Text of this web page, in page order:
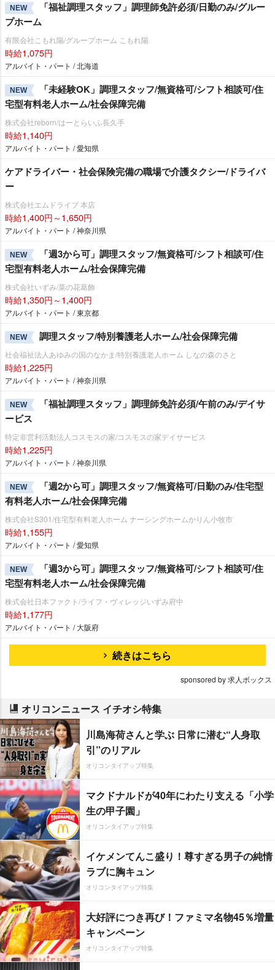
NEW
「福祉調理スタッフ」調理師免許必須/日勤のみ/グルー
プホーム
有限会社こもれ陽/グループホーム こもれ陽
時給1,075円
アルバイト・パート / 北海道
NEW
「未経験OK」調理スタッフ/無資格可/シフト相談可/住
宅型有料老人ホーム/社会保障完備
株式会社reborn/はーとらいふ長久手
時給1,140円
アルバイト・パート / 愛知県
ケアドライバー・社会保険完備の職場で介護タクシー/ドライバ
ー
株式会社エムドライブ 本店
時給1,400円～1,650円
アルバイト・パート / 神奈川県
NEW
「週3から可」調理スタッフ/無資格可/シフト相談可/住
宅型有料老人ホーム/社会保障完備
株式会社いずみ/菜の花葛飾
時給1,350円～1,400円
アルバイト・パート / 東京都
NEW 調理スタッフ/特別養護老人ホーム/社会保障完備
社会福祉法人あゆみの国のなかま/特別養護老人ホーム しなの森のさと
時給1,225円
アルバイト・パート / 神奈川県
NEW
「福祉調理スタッフ」調理師免許必須/午前のみ/デイサ
ービス
特定非営利活動法人コスモスの家/コスモスの家デイサービス
時給1,225円
アルバイト・パート / 神奈川県
NEW
「週2から可」調理スタッフ/無資格可/日勤のみ/住宅型
有料老人ホーム/社会保障完備
株式会社S301/住宅型有料老人ホーム ナーシングホームかりん小牧市
時給1,155円
アルバイト・パート / 愛知県
NEW
「週3から可」調理スタッフ/無資格可/シフト相談可/住
宅型有料老人ホーム/社会保障完備
株式会社日本ファクト/ライフ・ヴィレッジいずみ府中
時給1,177円
アルバイト・パート / 大阪府
続きはこちら
sponsored by 求人ボックス
オリコンニュース イチオシ特集
川島海荷さんと学ぶ 日常に潜む“人身取
引”のリアル
オリコンタイアップ特集
マクドナルドが40年にわたり支える「小学
生の甲子園」
オリコンタイアップ特集
イケメンてんこ盛り！尊すぎる男子の純情
ラブに胸キュン
オリコンタイアップ特集
大好評につき再び！ファミマ名物45％増量
キャンペーン
オリコンタイアップ特集